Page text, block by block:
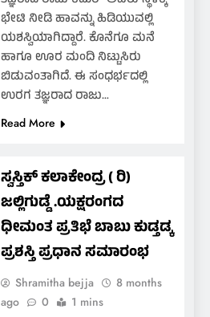
ಭೇಟಿ ನೀಡಿ ಹಾವನ್ನು ಹಿಡಿಯುವಲ್ಲಿ
ಯಶಸ್ವಿಯಾಗಿದ್ದಾರೆ. ಕೊನೆಗೂ ಮನೆ
ಹಾಗೂ ಊರ ಮಂದಿ ನಿಟ್ಟುಸಿರು
ಬಿಡುವಂತಾಗಿದೆ. ಈ ಸಂಧರ್ಭದಲ್ಲಿ
ಉರಗ ತಜ್ಞರಾದ ರಾಜು…
Read More
ಸ್ವಸ್ತಿಕ್ ಕಲಾಕೇಂದ್ರ ( ರಿ)
ಜಲ್ಲಿಗುಡ್ಡೆ .ಯಕ್ಷರಂಗದ
ಧೀಮಂತ ಪ್ರತಿಭೆ ಬಾಬು ಕುಡ್ತಡ್ಕ
ಪ್ರಶಸ್ತಿ ಪ್ರಧಾನ ಸಮಾರಂಭ
Shramitha bejja
8 months
ago
0 1 mins